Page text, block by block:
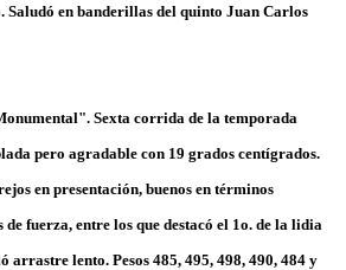
Saludó en banderillas del quinto Juan Carlos
Sexta corrida de la temporada
pero agradable con 19 grados centígrados.
en presentación, buenos en términos
de fuerza, entre los que destacó el 1o. de la lidia
arrastre lento. Pesos 485, 495, 498, 490, 484 y